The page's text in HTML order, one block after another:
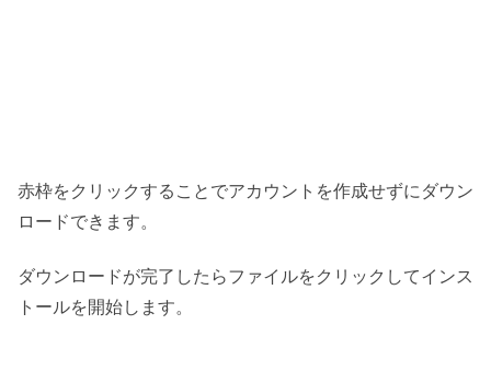
赤枠をクリックすることでアカウントを作成せずにダウン
ロードできます。
ダウンロードが完了したらファイルをクリックしてインス
トールを開始します。